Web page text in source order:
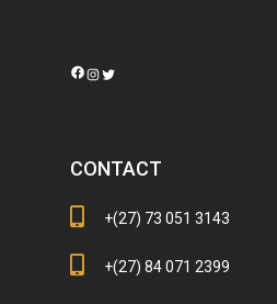
Instagram
CONTACT
+(27) 73 051 3143
+(27) 84 071 2399